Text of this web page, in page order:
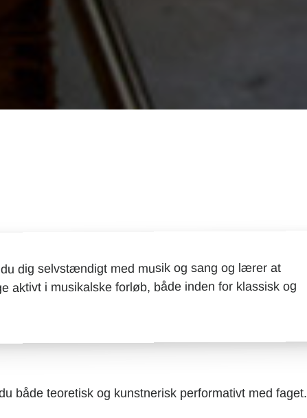
dig selvstændigt med musik og sang og lærer at
aktivt i musikalske forløb, både inden for klassisk og
både teoretisk og kunstnerisk performativt med faget.